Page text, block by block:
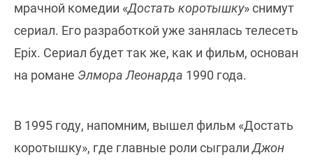
мрачной комедии «Достать коротышку» снимут
сериал. Его разработкой уже занялась телесеть
Epix. Сериал будет так же, как и фильм, основан
на романе Элмора Леонарда 1990 года.
В 1995 году, напомним, вышел фильм «Достать
коротышку», где главные роли сыгралиДжон